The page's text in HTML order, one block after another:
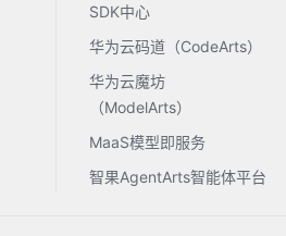
SDK中心
华为云码道（CodeArts）
华为云魔坊
（ModelArts）
MaaS模型即服务
智果AgentArts智能体平台